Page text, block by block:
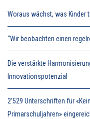
Woraus wächst, was Kinder
“Wir beobachten einen
Die verstärkte
Innovationspotenzial
2’529 Unterschriften für
Primarschuljahren»